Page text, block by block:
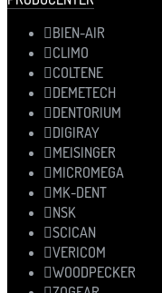
BIEN-AIR
CLIMO
COLTENE
DEMETECH
DENTORIUM
DIGIRAY
MEISINGER
MICROMEGA
MK-DENT
NSK
SCICAN
VERICOM
WOODPECKER